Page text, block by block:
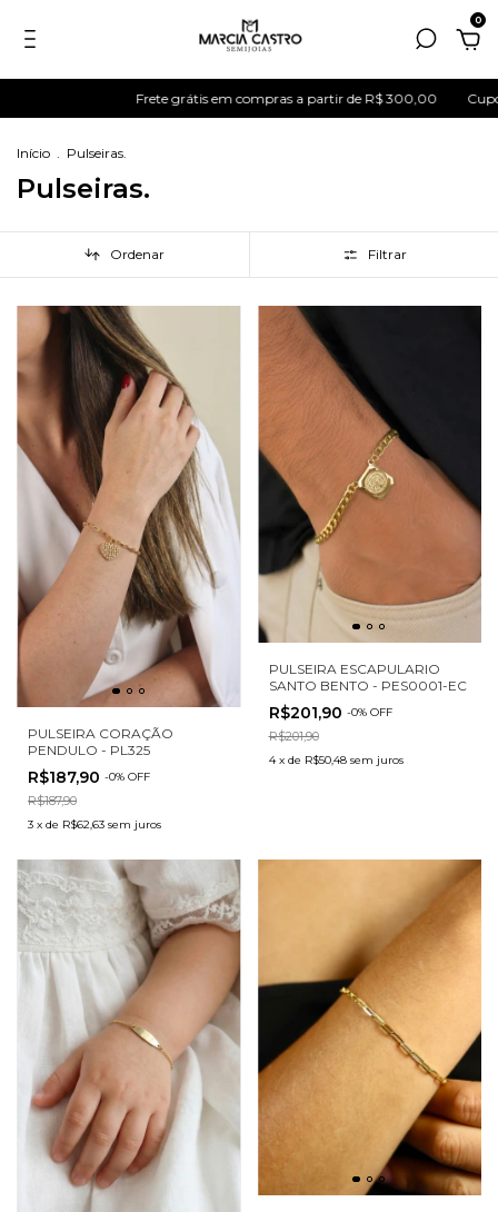
0
Frete grátis em compras a partir de R$ 300,00 Cupom de primeira
Início . Pulseiras.
Pulseiras.
Ordenar Filtrar
PULSEIRA CORAÇÃO
PENDULO - PL325
R$187,90 -0% OFF
R$187,90
3 x de R$62,63 sem juros
PULSEIRA ESCAPULARIO
SANTO BENTO - PES0001-EC
R$201,90 -0% OFF
R$201,90
4 x de R$50,48 sem juros